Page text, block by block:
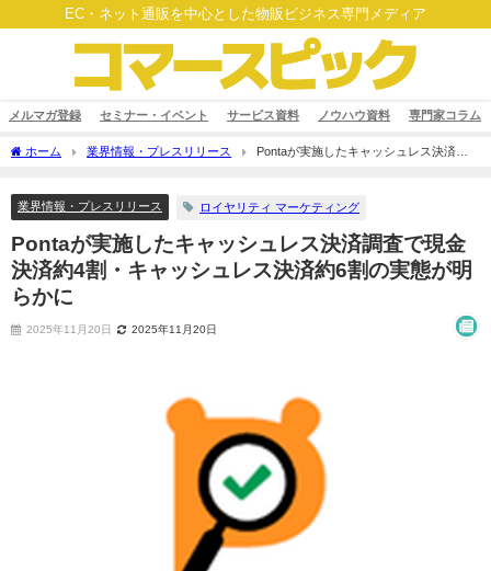
EC・ネット通販を中心とした物販ビジネス専門メディア
メルマガ登録 セミナー・イベント サービス資料 ノウハウ資料 専門家コラム
ホーム 業界情報・プレスリリース
Pontaが実施したキャッシュレス決済調
業界情報・プレスリリース ロイヤリティ マーケティング
Pontaが実施したキャッシュレス決済調査で現金
決済約4割・キャッシュレス決済約6割の実態が明
らかに
2025年11月20日 2025年11月20日